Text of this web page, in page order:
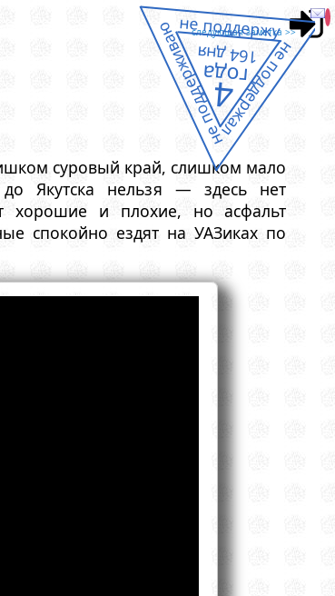
следующая заметка >>
суровый край, слишком мало
Якутска нельзя — здесь нет
хорошие и плохие, но асфальт
спокойно ездят на УАЗиках по
не поддержал
не поддерживаю
не поддержу
4
года
164 дня